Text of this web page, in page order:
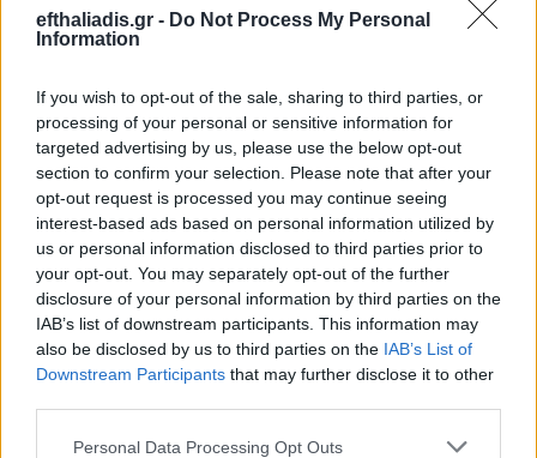
efthaliadis.gr - Do Not Process My Personal
Information
If you wish to opt-out of the sale, sharing to third parties, or
processing of your personal or sensitive information for
targeted advertising by us, please use the below opt-out
section to confirm your selection. Please note that after your
opt-out request is processed you may continue seeing
interest-based ads based on personal information utilized by
us or personal information disclosed to third parties prior to
your opt-out. You may separately opt-out of the further
disclosure of your personal information by third parties on the
IAB’s list of downstream participants. This information may
also be disclosed by us to third parties on the IAB’s List of
Downstream Participants that may further disclose it to other
Personal Data Processing Opt Outs
Επιλογές Που Ταιριάζουν
Ανακαλύψτε τα κοσμήματα που αγαπήθηκαν περισσότερο!
Εδώ θα βρείτε τις κορυφαίες επιλογές που ξεχωρίζουν για
το μοναδικό τους στυλ και την εξαιρετική τους ποιότητα.
ΧΡΥΣΌΣ 18 ΚΑΡΑΤΊΩΝ -10%